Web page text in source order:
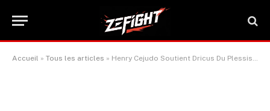
Accueil » Tous les articles » Henry Cejudo Soutient Dricus Du Plessis, Futur Champion contre Chimaev et Pereira